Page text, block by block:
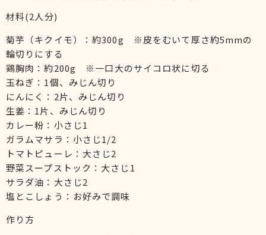
材料(2人分)
菊芋（キクイモ）：約300g ※皮をむいて厚さ約5mmの
輪切りにする
鶏胸肉：約200g ※一口大のサイコロ状に切る
玉ねぎ：1個、みじん切り
にんにく：2片、みじん切り
生姜：1片、みじん切り
カレー粉：小さじ1
ガラムマサラ：小さじ1/2
トマトピューレ：大さじ2
野菜スープストック：大さじ1
サラダ油：大さじ2
塩とこしょう：お好みで調味
作り方